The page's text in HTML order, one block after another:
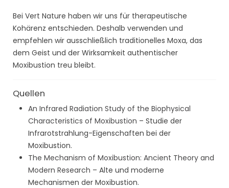
Bei Vert Nature haben wir uns für therapeutische
Kohärenz entschieden. Deshalb verwenden und
empfehlen wir ausschließlich traditionelles Moxa, das
dem Geist und der Wirksamkeit authentischer
Moxibustion treu bleibt.
Quellen
An Infrared Radiation Study of the Biophysical
Characteristics of Moxibustion – Studie der
Infrarotstrahlung-Eigenschaften bei der
Moxibustion.
The Mechanism of Moxibustion: Ancient Theory and
Modern Research – Alte und moderne
Mechanismen der Moxibustion.